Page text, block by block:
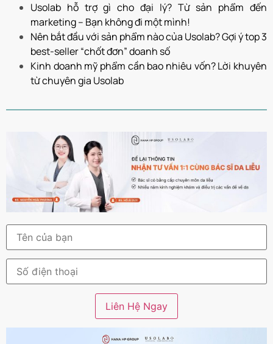
Usolab hỗ trợ gì cho đại lý? Từ sản phẩm đến
marketing – Bạn không đi một mình!
Nên bắt đầu với sản phẩm nào của Usolab? Gợi ý top 3
best-seller “chốt đơn” doanh số
Kinh doanh mỹ phẩm cần bao nhiêu vốn? Lời khuyên
từ chuyên gia Usolab